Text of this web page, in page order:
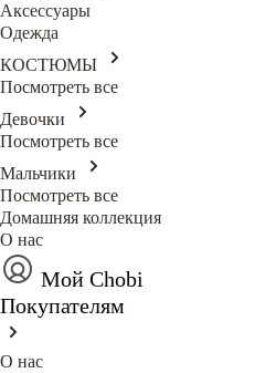
Аксессуары
Одежда
КОСТЮМЫ
Посмотреть все
Девочки
Посмотреть все
Мальчики
Посмотреть все
Домашняя коллекция
О нас
Мой Chobi
Покупателям
О нас